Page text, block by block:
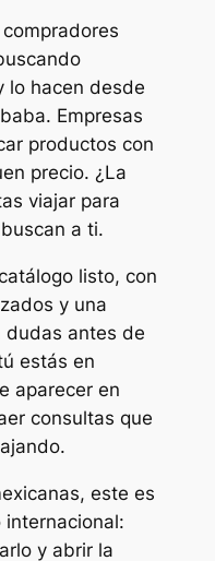
lo hacen desde
Empresas
productos con
precio. ¿La
viajar para
a ti.
listo, con
y una
dudas antes de
estás en
aparecer en
consultas que
este es
y abrir la